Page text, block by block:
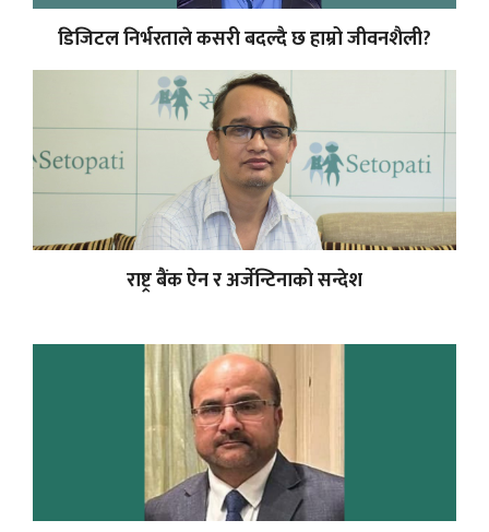
डिजिटल निर्भरताले कसरी बदल्दै छ हाम्रो जीवनशैली?
राष्ट्र बैंक ऐन र अर्जेन्टिनाको सन्देश